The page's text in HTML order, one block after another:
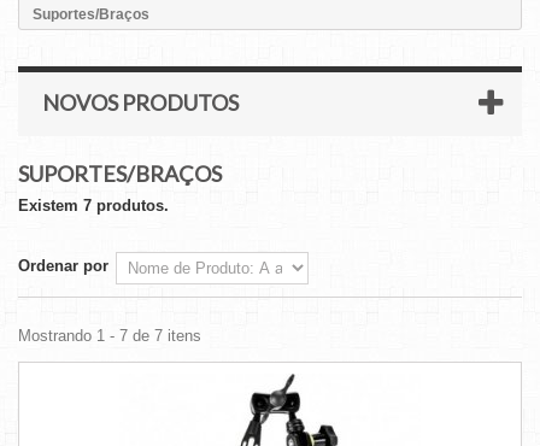
Suportes/Braços
NOVOS PRODUTOS
SUPORTES/BRAÇOS
Existem 7 produtos.
Ordenar por
Mostrando 1 - 7 de 7 itens